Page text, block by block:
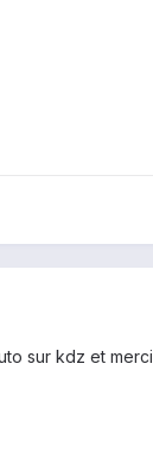
sur kdz et merci